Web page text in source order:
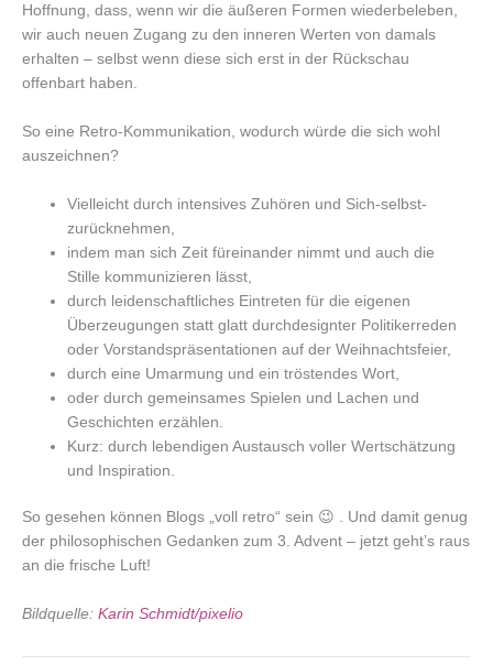
Hoffnung, dass, wenn wir die äußeren Formen wiederbeleben,
wir auch neuen Zugang zu den inneren Werten von damals
erhalten – selbst wenn diese sich erst in der Rückschau
offenbart haben.
So eine Retro-Kommunikation, wodurch würde die sich wohl
auszeichnen?
Vielleicht durch intensives Zuhören und Sich-selbst-
zurücknehmen,
indem man sich Zeit füreinander nimmt und auch die
Stille kommunizieren lässt,
durch leidenschaftliches Eintreten für die eigenen
Überzeugungen statt glatt durchdesignter Politikerreden
oder Vorstandspräsentationen auf der Weihnachtsfeier,
durch eine Umarmung und ein tröstendes Wort,
oder durch gemeinsames Spielen und Lachen und
Geschichten erzählen.
Kurz: durch lebendigen Austausch voller Wertschätzung
und Inspiration.
So gesehen können Blogs „voll retro“ sein 😉 . Und damit genug
der philosophischen Gedanken zum 3. Advent – jetzt geht’s raus
an die frische Luft!
Bildquelle: Karin Schmidt/pixelio